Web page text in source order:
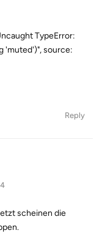
TypeError:
'muted')", source:
Reply
scheinen die